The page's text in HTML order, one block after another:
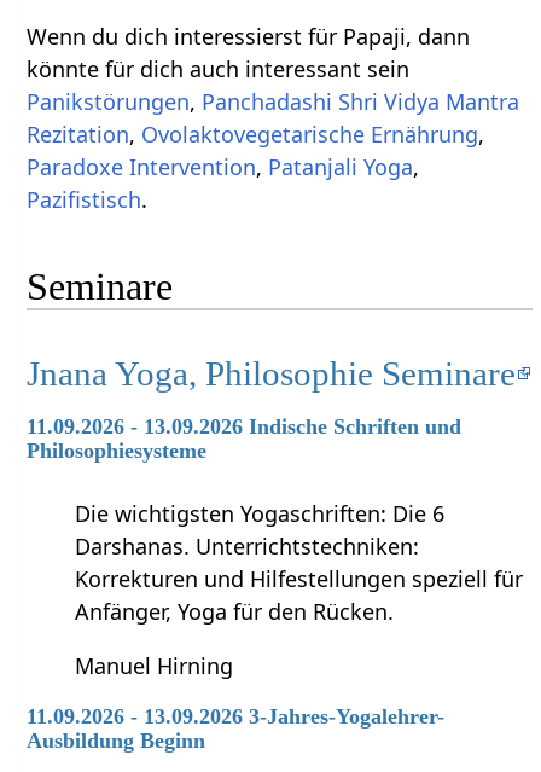
Wenn du dich interessierst für Papaji, dann
könnte für dich auch interessant sein
Panikstörungen, Panchadashi Shri Vidya Mantra
Rezitation, Ovolaktovegetarische Ernährung,
Paradoxe Intervention, Patanjali Yoga,
Pazifistisch.
Seminare
Jnana Yoga, Philosophie Seminare
11.09.2026 - 13.09.2026 Indische Schriften und
Philosophiesysteme
Die wichtigsten Yogaschriften: Die 6
Darshanas. Unterrichtstechniken:
Korrekturen und Hilfestellungen speziell für
Anfänger, Yoga für den Rücken.
Manuel Hirning
11.09.2026 - 13.09.2026 3-Jahres-Yogalehrer-
Ausbildung Beginn